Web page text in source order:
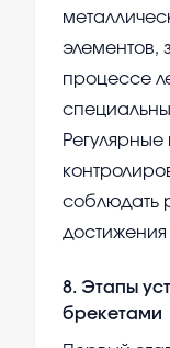
элементов,
процессе
Регулярные
соблюдать
достижения
8. Этапы
брекетами